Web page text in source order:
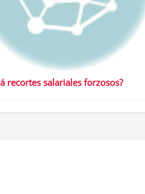
recortes salariales forzosos?